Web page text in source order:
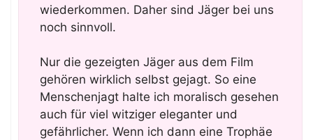
wiederkommen. Daher sind Jäger bei uns
noch sinnvoll.
Nur die gezeigten Jäger aus dem Film
gehören wirklich selbst gejagt. So eine
Menschenjagt halte ich moralisch gesehen
auch für viel witziger eleganter und
gefährlicher. Wenn ich dann eine Trophäe